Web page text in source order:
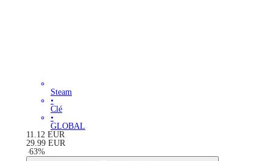
Steam
•
Clé
•
GLOBAL
11.12 EUR
29.99 EUR
-63%